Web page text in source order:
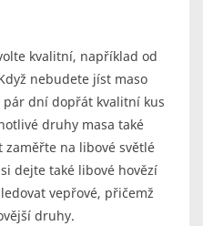
kvalitní, například od
nebudete jíst maso
dní dopřát kvalitní kus
druhy masa také
na libové světlé
dejte také libové hovězí
vepřové, přičemž
druhy.